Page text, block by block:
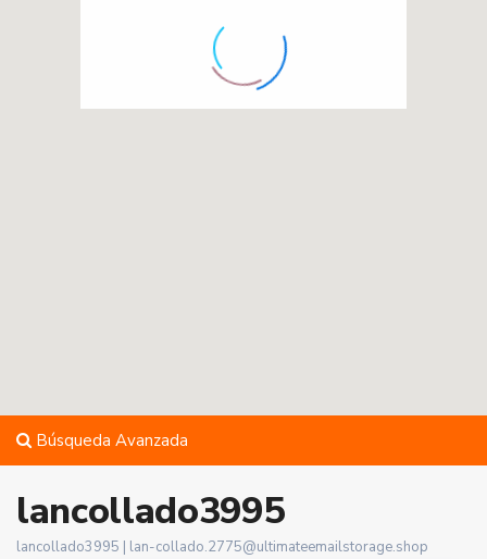
Búsqueda Avanzada
lancollado3995
lancollado3995 | lan-collado.2775@ultimateemailstorage.shop